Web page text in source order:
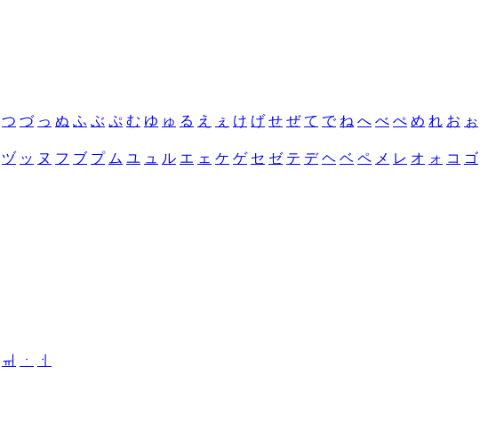
つ づ っ ぬ ふ ぶ ぷ む ゆ ゅ る え ぇ け げ せ ぜ て で ね へ べ ぺ め れ お ぉ
ヅ ッ ヌ フ ブ プ ム ユ ュ ル エ ェ ケ ゲ セ ゼ テ デ ヘ ベ ペ メ レ オ ォ コ ゴ
ㆌ ㆍ
ㆎ